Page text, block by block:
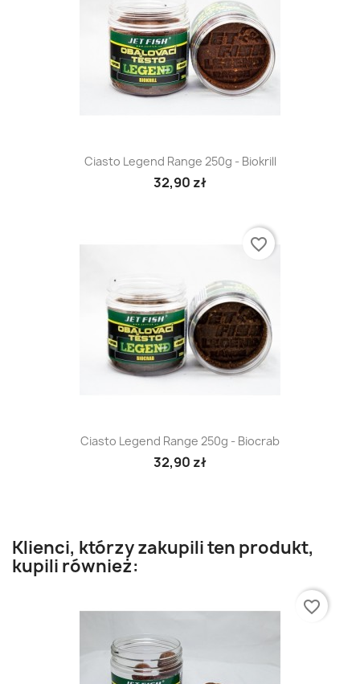
Ciasto Legend Range 250g - Biokrill
32,90 zł
Ciasto Legend Range 250g - Biocrab
32,90 zł
favorite_border
Klienci, którzy zakupili ten produkt,
kupili również:
favorite_border